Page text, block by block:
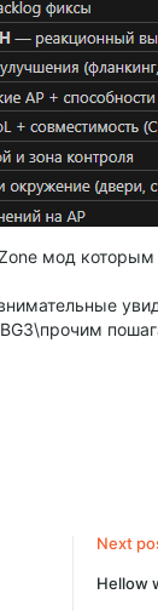
мод
Next
Hellow